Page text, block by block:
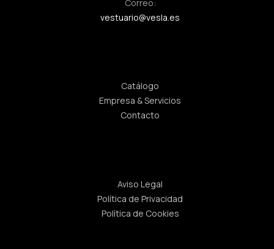
Correo:
vestuario@vesla.es
Catálogo
Empresa & Servicios
Contacto
Aviso Legal
Política de Privacidad
Política de Cookies